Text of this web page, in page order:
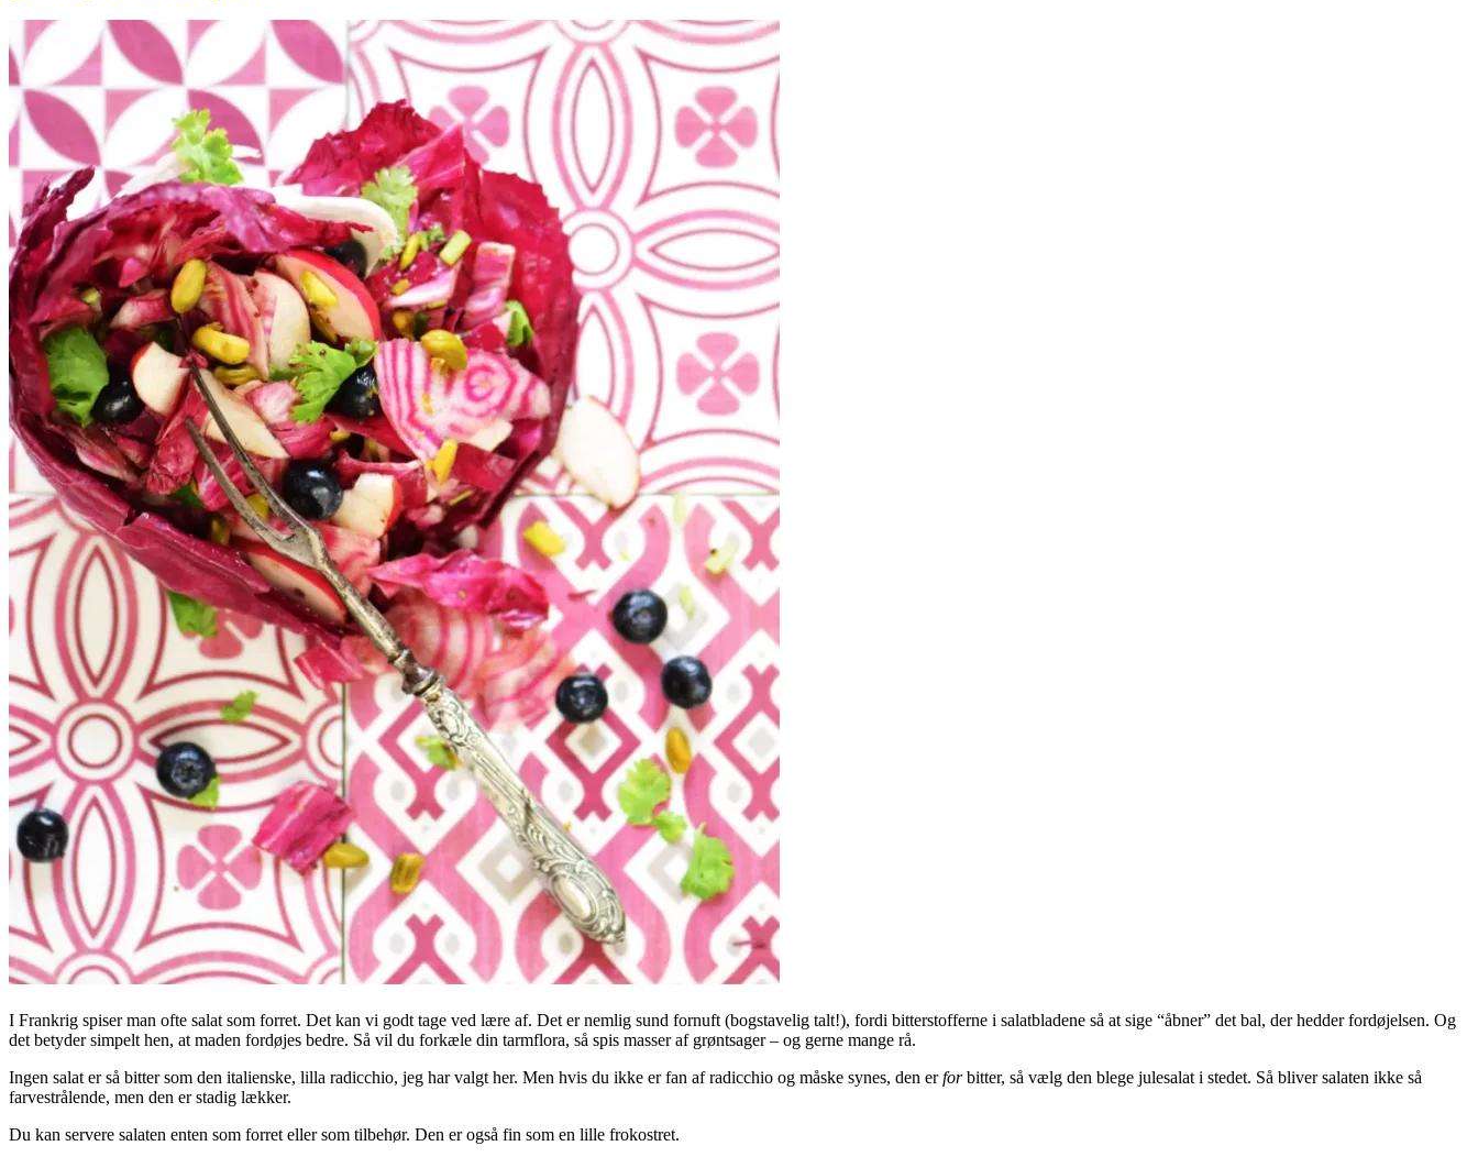
I Frankrig spiser man ofte salat som forret. Det kan vi godt tage ved lære af. Det er nemlig sund fornuft (bogstavelig talt!), fordi bitterstofferne i salatbladene så at sige “åbner” det bal, der hedder fordøjelsen. Og
det betyder simpelt hen, at maden fordøjes bedre. Så vil du forkæle din tarmflora, så spis masser af grøntsager – og gerne mange rå.
Ingen salat er så bitter som den italienske, lilla radicchio, jeg har valgt her. Men hvis du ikke er fan af radicchio og måske synes, den erforbitter, så vælg den blege julesalat i stedet. Så bliver salaten ikke så
farvestrålende, men den er stadig lækker.
Du kan servere salaten enten som forret eller som tilbehør. Den er også fin som en lille frokostret.